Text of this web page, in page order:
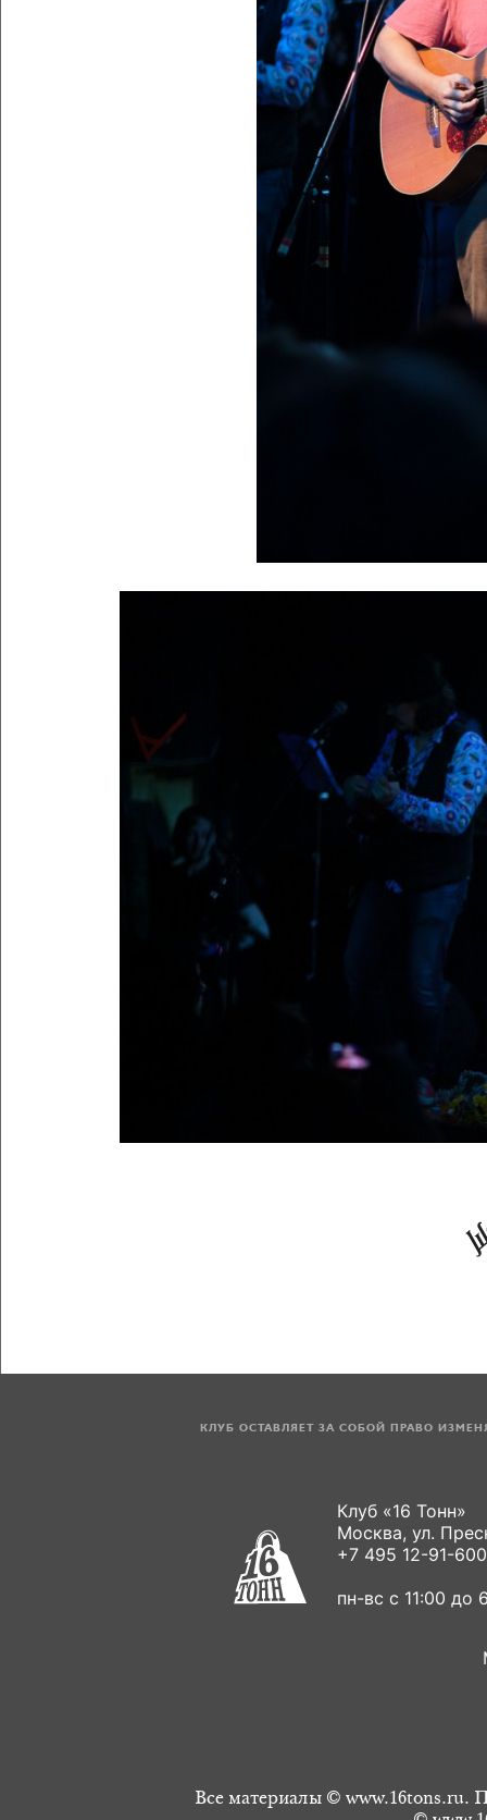
КЛУБ ОСТАВЛЯЕТ ЗА СОБОЙ ПРАВО
Клуб «16 Тонн»
Москва, ул.
+7 495 12-91-
пн-вс с 11:00 до
Все материалы © www.16tons.ru.